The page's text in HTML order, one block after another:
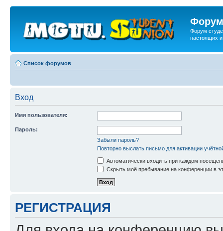
Форум
настоящих
Список форумов
Вход
Имя пользователя:
Пароль:
Забыли пароль?
Повторно выслать письмо для активации
Автоматически входить при каждом
Скрыть моё пребывание на конференции в
РЕГИСТРАЦИЯ